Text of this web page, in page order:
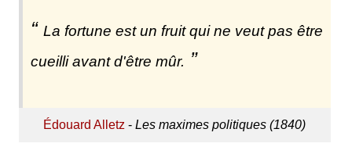
La fortune est un fruit qui ne veut pas être
cueilli avant d'être mûr.
Édouard Alletz -Les maximes politiques (1840)